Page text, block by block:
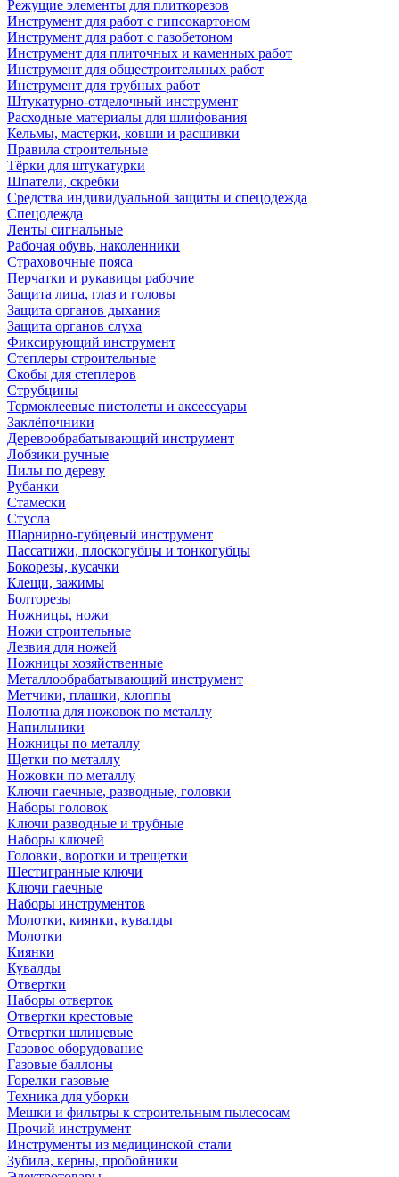
Режущие элементы для плиткорезов
Инструмент для работ с гипсокартоном
Инструмент для работ с газобетоном
Инструмент для плиточных и каменных работ
Инструмент для общестроительных работ
Инструмент для трубных работ
Штукатурно-отделочный инструмент
Расходные материалы для шлифования
Кельмы, мастерки, ковши и расшивки
Правила строительные
Тёрки для штукатурки
Шпатели, скребки
Средства индивидуальной защиты и спецодежда
Спецодежда
Ленты сигнальные
Рабочая обувь, наколенники
Страховочные пояса
Перчатки и рукавицы рабочие
Защита лица, глаз и головы
Защита органов дыхания
Защита органов слуха
Фиксирующий инструмент
Степлеры строительные
Скобы для степлеров
Струбцины
Термоклеевые пистолеты и аксессуары
Заклёпочники
Деревообрабатывающий инструмент
Лобзики ручные
Пилы по дереву
Рубанки
Стамески
Стусла
Шарнирно-губцевый инструмент
Пассатижи, плоскогубцы и тонкогубцы
Бокорезы, кусачки
Клещи, зажимы
Болторезы
Ножницы, ножи
Ножи строительные
Лезвия для ножей
Ножницы хозяйственные
Металлообрабатывающий инструмент
Метчики, плашки, клоппы
Полотна для ножовок по металлу
Напильники
Ножницы по металлу
Щетки по металлу
Ножовки по металлу
Ключи гаечные, разводные, головки
Наборы головок
Ключи разводные и трубные
Наборы ключей
Головки, воротки и трещетки
Шестигранные ключи
Ключи гаечные
Наборы инструментов
Молотки, киянки, кувалды
Молотки
Киянки
Кувалды
Отвертки
Наборы отверток
Отвертки крестовые
Отвертки шлицевые
Газовое оборудование
Газовые баллоны
Горелки газовые
Техника для уборки
Мешки и фильтры к строительным пылесосам
Прочий инструмент
Инструменты из медицинской стали
Зубила, керны, пробойники